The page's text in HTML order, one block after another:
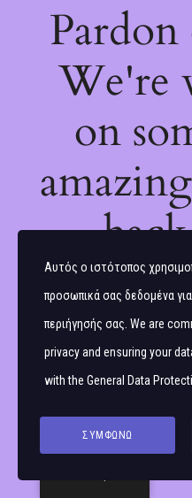
We're
on
Αυτός ο ιστότοπος
προσωπικά σας δεδομένα
περιήγησής σας. We are
privacy and ensuring your
with the General Data
ΣΥΜΦΩΝΏ